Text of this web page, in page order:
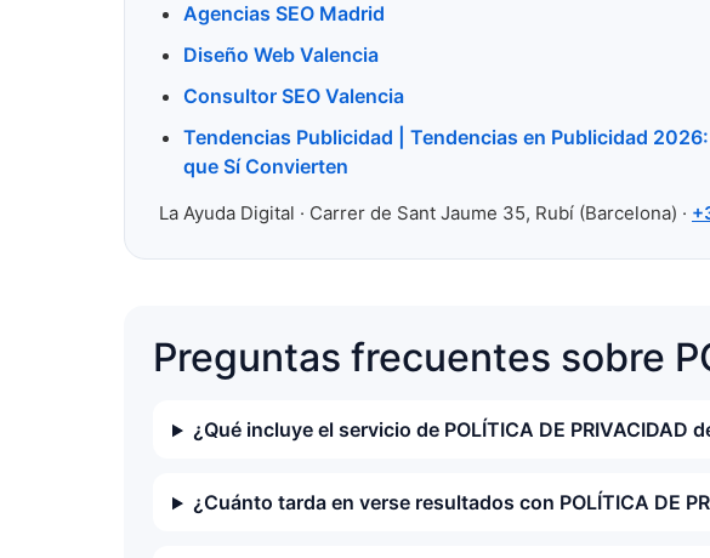
Agencias SEO Madrid
Diseño Web Valencia
Consultor SEO Valencia
Tendencias Publicidad | Tendencias en Publicidad
que Sí Convierten
La Ayuda Digital · Carrer de Sant Jaume 35, Rubí (Barcelona) ·
Preguntas frecuentes sobre
¿Qué incluye el servicio de POLÍTICA DE PRIVACIDAD
¿Cuánto tarda en verse resultados con POLÍTICA DE